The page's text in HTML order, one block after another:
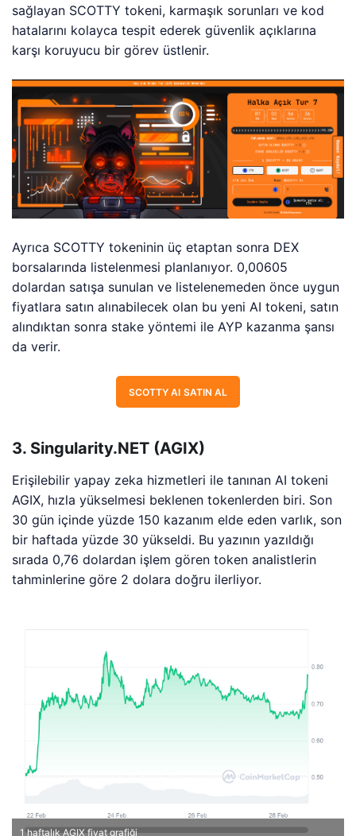
sağlayan SCOTTY tokeni, karmaşık sorunları ve kod
hatalarını kolayca tespit ederek güvenlik açıklarına
karşı koruyucu bir görev üstlenir.
Ayrıca SCOTTY tokeninin üç etaptan sonra DEX
borsalarında listelenmesi planlanıyor. 0,00605
dolardan satışa sunulan ve listelenemeden önce uygun
fiyatlara satın alınabilecek olan bu yeni AI tokeni, satın
alındıktan sonra stake yöntemi ile AYP kazanma şansı
da verir.
SCOTTY AI SATIN AL
3. Singularity.NET (AGIX)
Erişilebilir yapay zeka hizmetleri ile tanınan AI tokeni
AGIX, hızla yükselmesi beklenen tokenlerden biri. Son
30 gün içinde yüzde 150 kazanım elde eden varlık, son
bir haftada yüzde 30 yükseldi. Bu yazının yazıldığı
sırada 0,76 dolardan işlem gören token analistlerin
tahminlerine göre 2 dolara doğru ilerliyor.
1 haftalık AGIX fiyat grafiği